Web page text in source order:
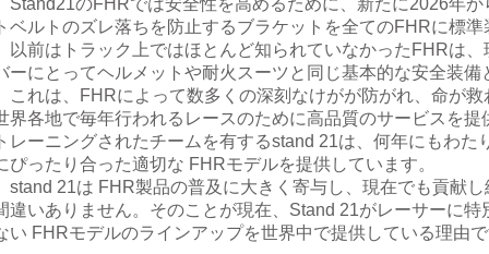
のFHRでは安全性を高めるために、新たに2026年か
ベルトのズレ落ちを防止するブラケットを全てのFHRに標準
前はトラック上ではほとんど知られていなかったFHRは、
ーにとってヘルメットや耐火スーツと同じ基本的な安全装備
れは、FHRによって数多くの深刻なけがが防がれ、命が救
界各地で毎年行われるレースのために高品質のサービスを提
レーニングされたチームを有するstand 21は、何年にもわた
ぴったり合った適切な FHRモデルを提供しています。
21は FHR製品の普及に大きく寄与し、現在でも貢献し
違いありません。そのことが現在、Stand 21がレーサーに特
い FHRモデルのラインアップを世界中で提供している理由